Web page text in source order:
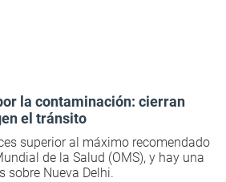
la contaminación: cierran
el tránsito
superior al máximo recomendado
de la Salud (OMS), y hay una
sobre Nueva Delhi.